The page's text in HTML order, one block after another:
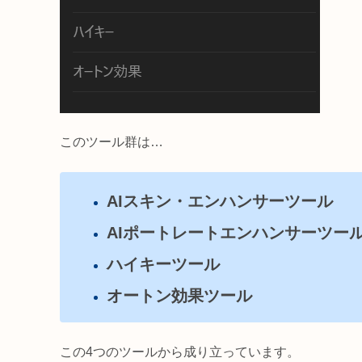
このツール群は…
AIスキン・エンハンサーツール
AIポートレートエンハンサーツー
ハイキーツール
オートン効果ツール
この4つのツールから成り立っています。